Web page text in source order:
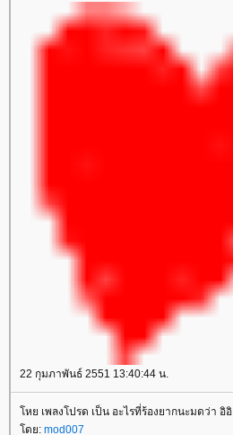
22 กุมภาพันธ์ 2551 13:40:44 น.
หย เพลงโปรด เป็น อะไรที่ร้องยากนะมดว่า อิอิ
ดย: mod007